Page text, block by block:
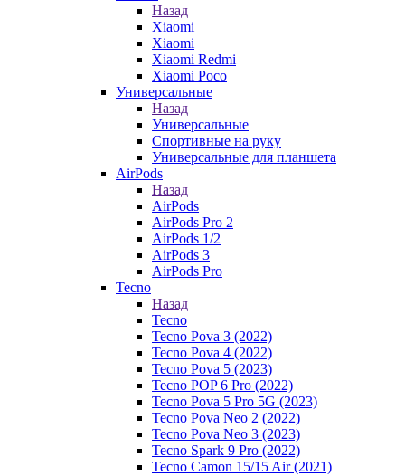
Назад
Xiaomi
Xiaomi
Xiaomi Redmi
Xiaomi Poco
Универсальные
Назад
Универсальные
Спортивные на руку
Универсальные для планшета
AirPods
Назад
AirPods
AirPods Pro 2
AirPods 1/2
AirPods 3
AirPods Pro
Tecno
Назад
Tecno
Tecno Pova 3 (2022)
Tecno Pova 4 (2022)
Tecno Pova 5 (2023)
Tecno POP 6 Pro (2022)
Tecno Pova 5 Pro 5G (2023)
Tecno Pova Neo 2 (2022)
Tecno Pova Neo 3 (2023)
Tecno Spark 9 Pro (2022)
Tecno Camon 15/15 Air (2021)